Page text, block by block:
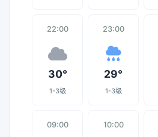
22:00
30°
1-3级
23:00
29°
1-3级
09:00 10:00